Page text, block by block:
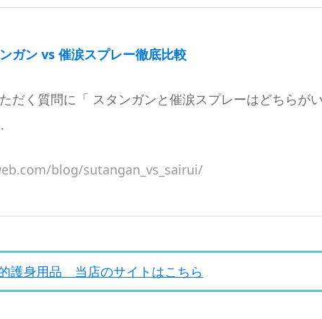
ガン vs 催涙スプレー徹底比較
だく質問に「 スタンガンと催涙スプレーはどちらが
blog/sutangan_vs_sairui/
護身用品 当店のサイトはこちら